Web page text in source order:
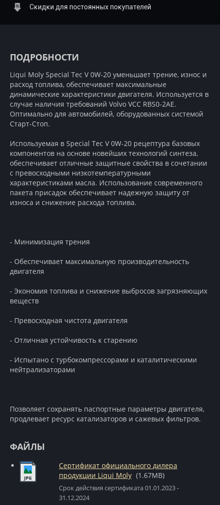
Скидки для постоянных покупателей
ПОДРОБНОСТИ
Liqui Moly Special Tec V 0W-20 уменьшает трение, износ и
расход топлива, обеспечивает максимальные
динамические характеристики двигателя. Используется в
случае наличия требований Volvo VCC RBS0-2AE.
Оптимально для автомобилей, оборудованных системой
Старт-Стоп.
Используемая в Special Tec V 0W-20 рецептура базовых
компонентов на основе новейших технологий синтеза,
обеспечивает отличные защитные свойства в сочетании
с превосходными низкотемпературными
характеристиками масла. Использование современного
пакета присадок обеспечивает надежную защиту от
износа и снижение расхода топлива.
- Минимизация трения
- Обеспечивает максимальную производительность
двигателя
- Экономия топлива и снижение выбросов загрязняющих
веществ
- Превосходная чистота двигателя
- Отличная устойчивость к старению
- Испытано с турбокомпрессорами и каталитическими
нейтрализаторами
Позволяет сохранять паспортные параметры двигателя,
продлевает ресурс катализаторов и сажевых фильтров.
ФАЙЛЫ
Сертификат официального дилера
продукции Liqui Moly (1.67MB)
Срок действия сертификата 01.01.2023 -
31.12.2024